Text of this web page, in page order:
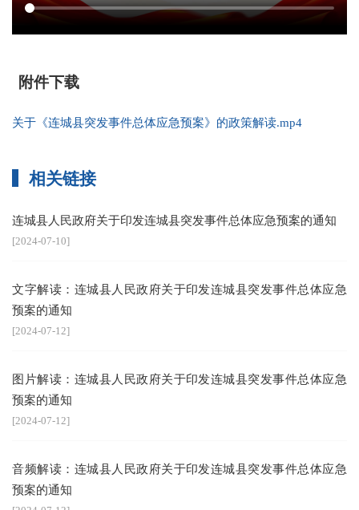
附件下载
关于《连城县突发事件总体应急预案》的政策解读.mp4
相关链接
连城县人民政府关于印发连城县突发事件总体应急预案的通知
[2024-07-10]
文字解读：连城县人民政府关于印发连城县突发事件总体应急
预案的通知
[2024-07-12]
图片解读：连城县人民政府关于印发连城县突发事件总体应急
预案的通知
[2024-07-12]
音频解读：连城县人民政府关于印发连城县突发事件总体应急
预案的通知